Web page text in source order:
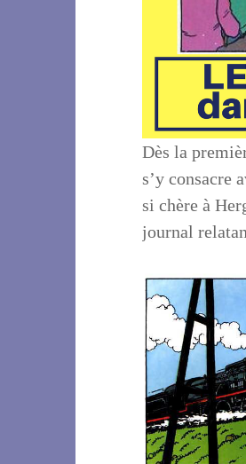
Dès la
s’y consacre
si chère à
journal